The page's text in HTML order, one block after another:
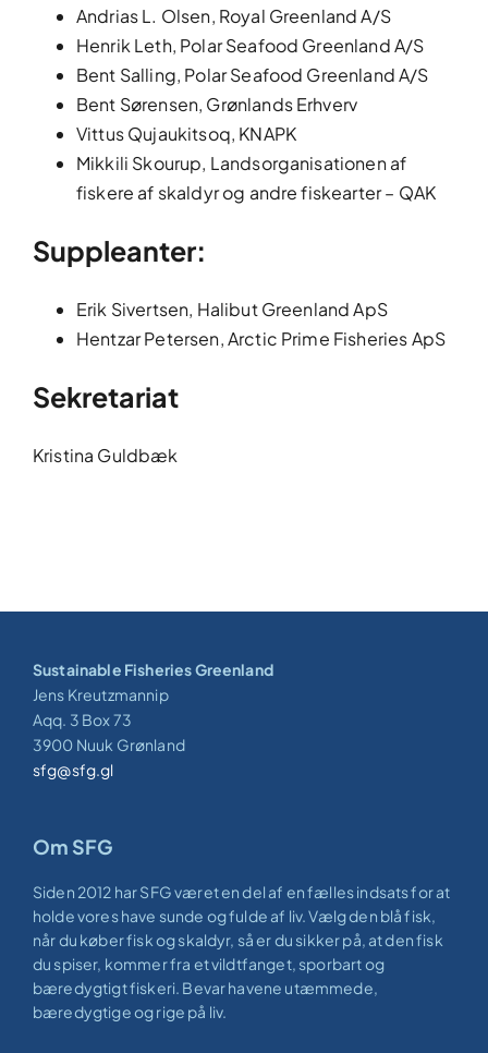
Andrias L. Olsen, Royal Greenland A/S
Henrik Leth, Polar Seafood Greenland A/S
Bent Salling, Polar Seafood Greenland A/S
Bent Sørensen, Grønlands Erhverv
Vittus Qujaukitsoq, KNAPK
Mikkili Skourup, Landsorganisationen af
fiskere af skaldyr og andre fiskearter – QAK
Suppleanter:
Erik Sivertsen, Halibut Greenland ApS
Hentzar Petersen, Arctic Prime Fisheries ApS
Sekretariat
Kristina Guldbæk
Sustainable Fisheries Greenland
Jens Kreutzmannip
Aqq. 3 Box 73
3900 Nuuk Grønland
sfg@sfg.gl
Om SFG
Siden 2012 har SFG været en del af en fælles indsats for at
holde vores have sunde og fulde af liv. Vælg den blå fisk,
når du køber fisk og skaldyr, så er du sikker på, at den fisk
du spiser, kommer fra et vildtfanget, sporbart og
bæredygtigt fiskeri. Bevar havene utæmmede,
bæredygtige og rige på liv.